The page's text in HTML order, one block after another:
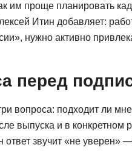
им проще планировать
Итин добавляет:
нужно активно
перед
вопроса: подходит ли
выпуска и в
звучит «не уверен»